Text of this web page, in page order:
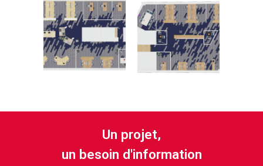
Un projet,
un besoin d'information